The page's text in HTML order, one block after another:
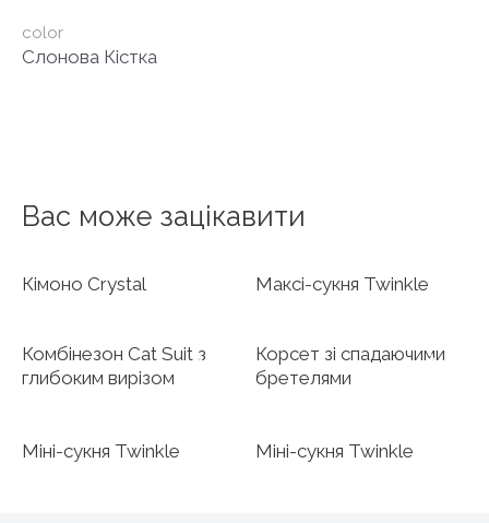
color
Слонова Кістка
Вас може зацікавити
Кімоно Crystal Максі-сукня Twinkle
Комбінезон Cat Suit з
глибоким вирізом
Корсет зі спадаючими
бретелями
Міні-сукня Twinkle Міні-сукня Twinkle